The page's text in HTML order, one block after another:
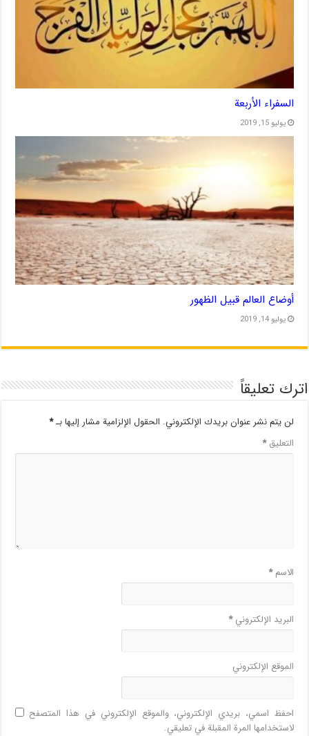
السفراء الأربعة
يوليو 15, 2019
أوضاع العالم قبيل الظهور
يوليو 14, 2019
اترك تعليقاً
لن يتم نشر عنوان بريدك الإلكتروني. الحقول الإلزامية مشار إليها بـ*
التعليق*
الاسم*
البريد الإلكتروني*
الموقع الإلكتروني
احفظ اسمي، بريدي الإلكتروني، والموقع الإلكتروني في هذا المتصفح
لاستخدامها المرة المقبلة في تعليقي.